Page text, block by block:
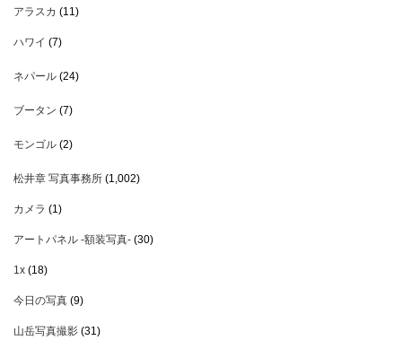
アラスカ (11)
ハワイ (7)
ネパール (24)
ブータン (7)
モンゴル (2)
松井章 写真事務所 (1,002)
カメラ (1)
アートパネル -額装写真- (30)
1x (18)
今日の写真 (9)
山岳写真撮影 (31)